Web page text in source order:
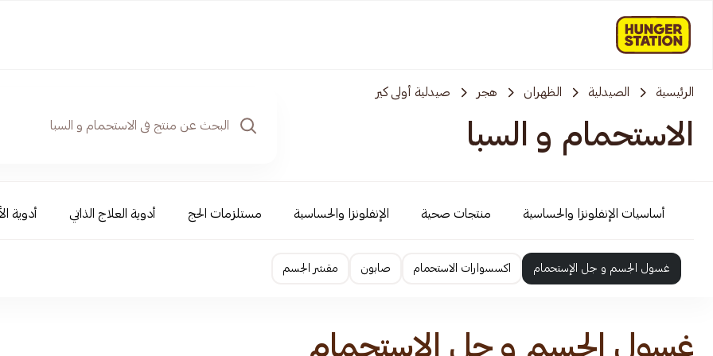
الرئيسية الصيدلية الظهران هجر صيدلية أولى كير
الاستحمام و السبا
أساسيات الإنفلونزا والحساسية منتجات صحية الإنفلونزا والحساسية مستلزمات الحج أدوية العلاج الذاتي أدوية
غسول الجسم و جل الإستحمام اكسسوارات الاستحمام صابون مقشر الجسم
غسول الجسم و جل الإستحمام